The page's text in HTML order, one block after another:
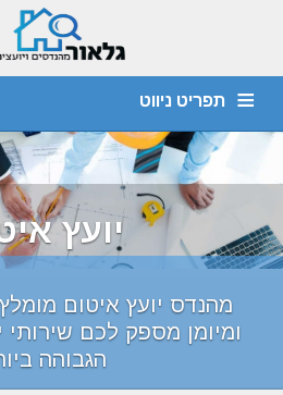
תפריט ניווט
חוות דעת מהנדס קונסטרוקציה
איתור נזילות אודות צור קשר
יועץ
מהנדס יועץ איטום
ומיומן מספק לכם שירותי
הגבוהה